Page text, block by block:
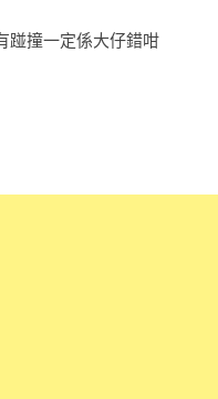
踫撞一定係大仔錯咁